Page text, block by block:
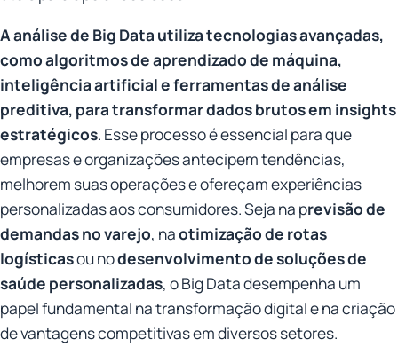
A análise de Big Data utiliza tecnologias avançadas,
como algoritmos de aprendizado de máquina,
inteligência artificial e ferramentas de análise
preditiva, para transformar dados brutos em insights
estratégicos. Esse processo é essencial para que
empresas e organizações antecipem tendências,
melhorem suas operações e ofereçam experiências
personalizadas aos consumidores. Seja na previsão de
demandas no varejo, naotimização de rotas
logísticasou nodesenvolvimento de soluções de
saúde personalizadas, o Big Data desempenha um
papel fundamental na transformação digital e na criação
de vantagens competitivas em diversos setores.